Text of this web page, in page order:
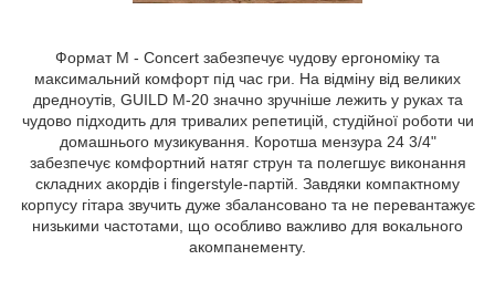
Формат M - Concert забезпечує чудову ергономіку та
максимальний комфорт під час гри. На відміну від великих
дредноутів, GUILD M-20 значно зручніше лежить у руках та
чудово підходить для тривалих репетицій, студійної роботи чи
домашнього музикування. Коротша мензура 24 3/4"
забезпечує комфортний натяг струн та полегшує виконання
складних акордів і fingerstyle-партій. Завдяки компактному
корпусу гітара звучить дуже збалансовано та не перевантажує
низькими частотами, що особливо важливо для вокального
акомпанементу.